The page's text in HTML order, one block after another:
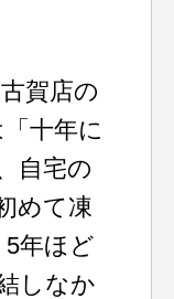
賀店の
十年に
自宅の
めて凍
年ほど
しなか